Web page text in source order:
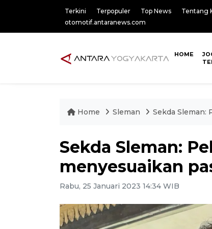
Terkini Terpopuler Top News Tentang
otomotif.antaranews.com
HOME
Home Sleman Sekda Sleman:
Sekda Sleman:
menyesuaikan
Rabu, 25 Januari 2023 14:34 WIB